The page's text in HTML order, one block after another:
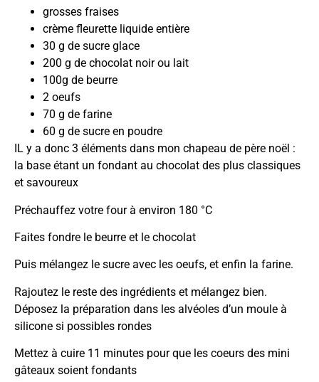
grosses fraises
crème fleurette liquide entière
30 g de sucre glace
200 g de chocolat noir ou lait
100g de beurre
2 oeufs
70 g de farine
60 g de sucre en poudre
IL y a donc 3 éléments dans mon chapeau de père noël :
la base étant un fondant au chocolat des plus classiques
et savoureux
Préchauffez votre four à environ 180 °C
Faites fondre le beurre et le chocolat
Puis mélangez le sucre avec les oeufs, et enfin la farine.
Rajoutez le reste des ingrédients et mélangez bien.
Déposez la préparation dans les alvéoles d’un moule à
silicone si possibles rondes
Mettez à cuire 11 minutes pour que les coeurs des mini
gâteaux soient fondants